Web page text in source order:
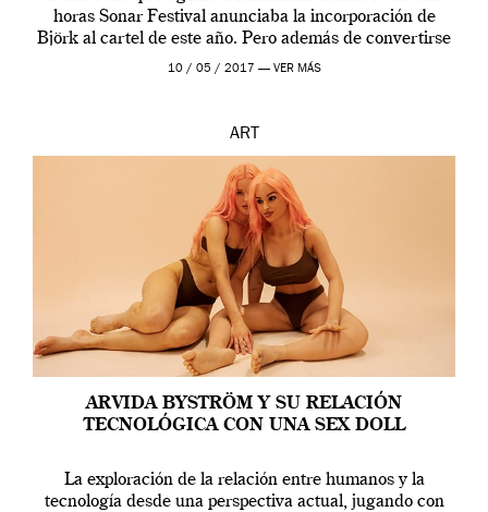
horas Sonar Festival anunciaba la incorporación de
Björk al cartel de este año. Pero además de convertirse
en una de las actuaciones más relevantes […]
10 / 05 / 2017 — VER MÁS
ART
ARVIDA BYSTRÖM Y SU RELACIÓN
TECNOLÓGICA CON UNA SEX DOLL
La exploración de la relación entre humanos y la
tecnología desde una perspectiva actual, jugando con